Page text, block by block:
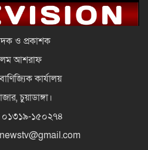
ও প্রকাশক
আশরাফ
কার্যালয়
চুয়াডাঙ্গা।
০১৩১৯-১৫০২৭৪